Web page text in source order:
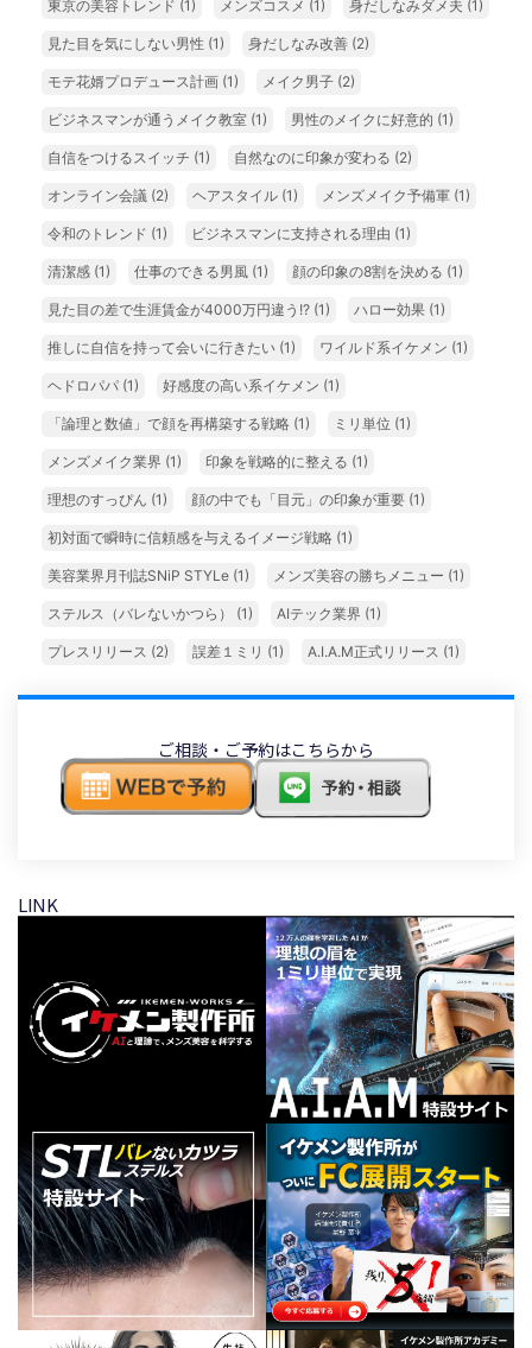
東京の美容トレンド (1) メンズコスメ (1) 身だしなみダメ夫 (1)
見た目を気にしない男性 (1) 身だしなみ改善 (2)
モテ花婿プロデュース計画 (1) メイク男子 (2)
ビジネスマンが通うメイク教室 (1) 男性のメイクに好意的 (1)
自信をつけるスイッチ (1) 自然なのに印象が変わる (2)
オンライン会議 (2) ヘアスタイル (1) メンズメイク予備軍 (1)
令和のトレンド (1) ビジネスマンに支持される理由 (1)
清潔感 (1) 仕事のできる男風 (1) 顔の印象の8割を決める (1)
見た目の差で生涯賃金が4000万円違う!? (1) ハロー効果 (1)
推しに自信を持って会いに行きたい (1) ワイルド系イケメン (1)
ヘドロパパ (1) 好感度の高い系イケメン (1)
「論理と数値」で顔を再構築する戦略 (1) ミリ単位 (1)
メンズメイク業界 (1) 印象を戦略的に整える (1)
理想のすっぴん (1) 顔の中でも「目元」の印象が重要 (1)
初対面で瞬時に信頼感を与えるイメージ戦略 (1)
美容業界月刊誌SNiP STYLe (1) メンズ美容の勝ちメニュー (1)
ステルス（バレないかつら） (1) AIテック業界 (1)
プレスリリース (2) 誤差１ミリ (1) A.I.A.M正式リリース (1)
ご相談・ご予約はこちらから
LINK